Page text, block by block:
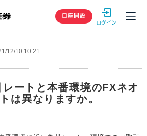
GMOクリック
口座開設
12/10 10:21
ートと本番環境のFXネオ
は異なりますか。